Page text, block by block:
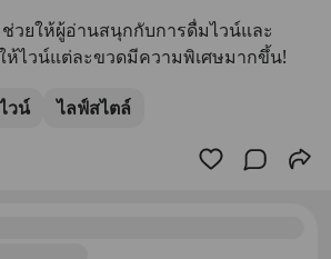
วยให้ผู้อ่านสนุกกับการดื่มไวน์และ
ให้ไวน์แต่ละขวดมีความพิเศษมากขึ้น!
ไวน์ ไลฟ์สไตล์